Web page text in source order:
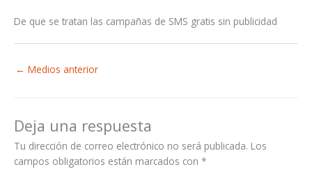
De que se tratan las campañas de SMS gratis sin publicidad
← Medios anterior
Deja una respuesta
Tu dirección de correo electrónico no será publicada. Los
campos obligatorios están marcados con *